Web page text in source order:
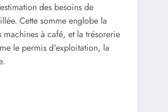
des besoins de
Cette somme englobe la
à café, et la trésorerie
le permis d'exploitation, la